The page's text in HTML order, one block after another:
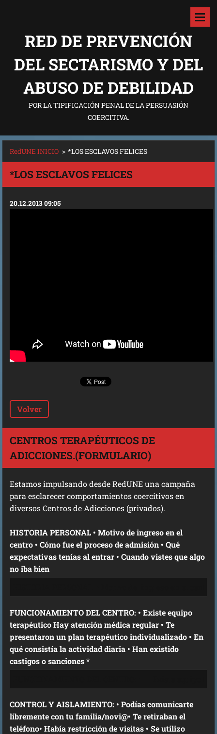
RED DE PREVENCIÓN
DEL SECTARISMO Y DEL
ABUSO DE DEBILIDAD
POR LA TIPIFICACIÓN PENAL DE LA PERSUASIÓN
COERCITIVA.
RedUNE INICIO > *LOS ESCLAVOS FELICES
*LOS ESCLAVOS FELICES
20.12.2013 09:05
Volver
CENTROS TERAPÉUTICOS DE
ADICCIONES.(FORMULARIO)
Estamos impulsando desde RedUNE una campaña
para esclarecer comportamientos coercitivos en
diversos Centros de Adicciones (privados).
HISTORIA PERSONAL • Motivo de ingreso en el
centro • Cómo fue el proceso de admisión • Qué
expectativas tenías al entrar • Cuando vistes que algo
no iba bien
FUNCIONAMIENTO DEL CENTRO: • Existe equipo
terapéutico Hay atención médica regular • Te
presentaron un plan terapéutico individualizado • En
qué consistía la actividad diaria • Han existido
castigos o sanciones *
CONTROL Y AISLAMIENTO: • Podías comunicarte
libremente con tu familia/novi@• Te retiraban el
teléfono• Había restricción de visitas • Se utilizo